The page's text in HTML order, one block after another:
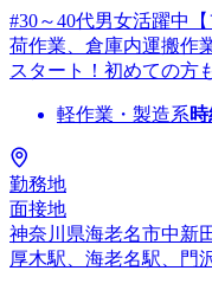
#30～40代男女活躍中
荷作業、倉庫内運搬作
スタート！初めての方
軽作業・製造系
勤務地
面接地
神奈川県海老名市中新
厚木駅、海老名駅、門